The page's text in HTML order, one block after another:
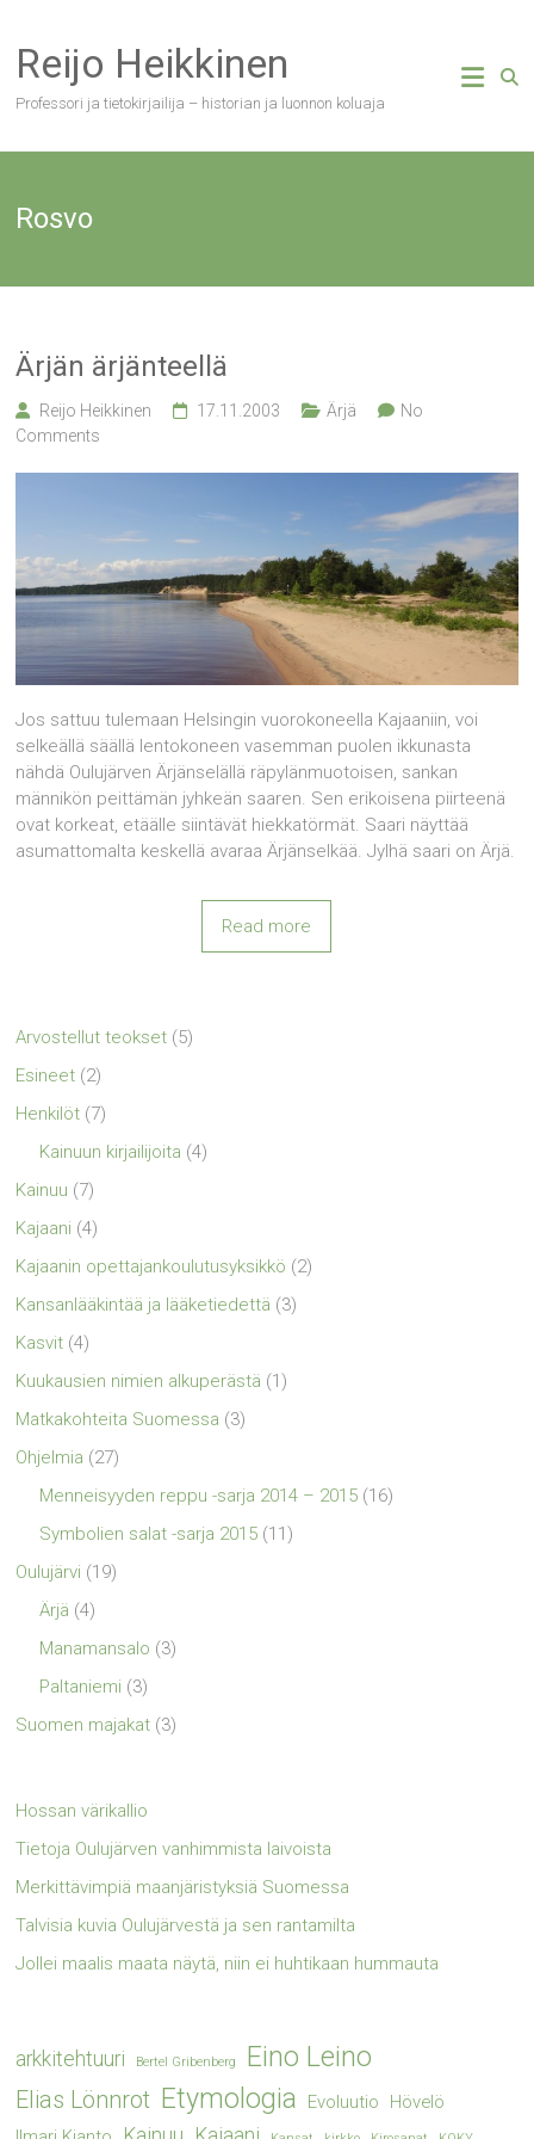
content
Reijo Heikkinen
Professori ja tietokirjailija – historian ja luonnon koluaja
Rosvo
Ärjän ärjänteellä
Reijo Heikkinen 17.11.2003 Ärjä
No
Comments
Jos sattuu tulemaan Helsingin vuorokoneella Kajaaniin, voi
selkeällä säällä lentokoneen vasemman puolen ikkunasta
nähdä Oulujärven Ärjänselällä räpylänmuotoisen, sankan
männikön peittämän jyhkeän saaren. Sen erikoisena piirteenä
ovat korkeat, etäälle siintävät hiekkatörmät. Saari näyttää
asumattomalta keskellä avaraa Ärjänselkää. Jylhä saari on Ärjä.
Read more
Arvostellut teokset (5)
Esineet (2)
Henkilöt (7)
Kainuun kirjailijoita (4)
Kainuu (7)
Kajaani (4)
Kajaanin opettajankoulutusyksikkö (2)
Kansanlääkintää ja lääketiedettä (3)
Kasvit (4)
Kuukausien nimien alkuperästä (1)
Matkakohteita Suomessa (3)
Ohjelmia (27)
Menneisyyden reppu -sarja 2014 – 2015 (16)
Symbolien salat -sarja 2015 (11)
Oulujärvi (19)
Ärjä (4)
Manamansalo (3)
Paltaniemi (3)
Suomen majakat (3)
Hossan värikallio
Tietoja Oulujärven vanhimmista laivoista
Merkittävimpiä maanjäristyksiä Suomessa
Talvisia kuvia Oulujärvestä ja sen rantamilta
Jollei maalis maata näytä, niin ei huhtikaan hummauta
arkkitehtuuri Bertel Gribenberg Eino Leino
Elias Lönnrot Etymologia Evoluutio
Hövelö